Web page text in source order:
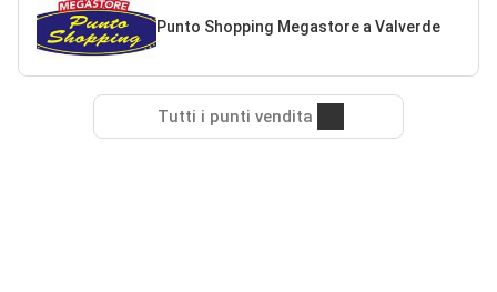
Punto Shopping Megastore a Valverde
Tutti i punti vendita